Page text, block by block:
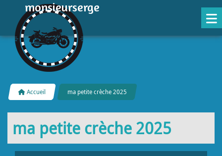
monsieurserge
Accueil ma petite crèche 2025
ma petite crèche 2025